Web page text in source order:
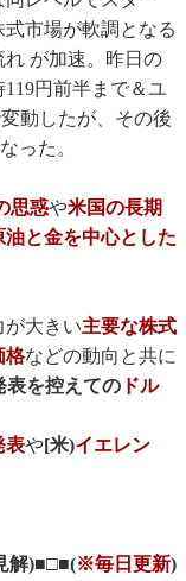
市場が軟調となる
が加速。昨日の
円前半まで＆ユ
動したが、その後
った。
思惑や米国の長期
油と金を中心とした
が大きい主要な株式
格などの動向と共に
表を控えての ドル
表や[米)イエレン
解)■□■(※毎日更新)